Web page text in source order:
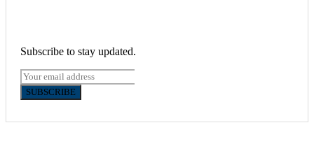
Subscribe to stay updated.
SUBSCRIBE